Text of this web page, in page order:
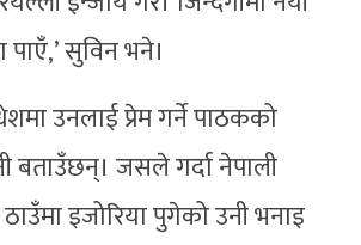
सुविन भने।
उनलाई प्रेम गर्ने पाठकको
बताउँछन्। जसले गर्दा नेपाली
इजोरिया पुगेको उनी भनाइ